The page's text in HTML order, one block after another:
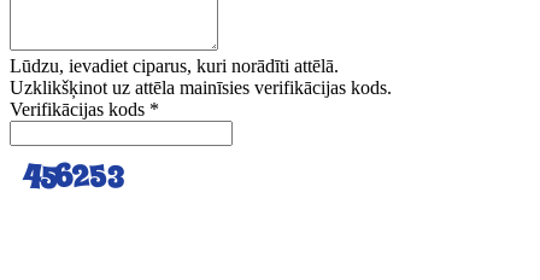
Lūdzu, ievadiet ciparus, kuri norādīti attēlā.
Uzklikšķinot uz attēla mainīsies verifikācijas kods.
Verifikācijas kods *